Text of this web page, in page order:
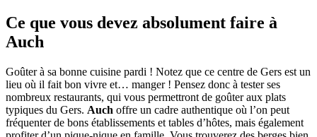
Ce que vous devez absolument faire à
Auch
Goûter à sa bonne cuisine pardi ! Notez que ce centre de Gers est un
lieu où il fait bon vivre et… manger ! Pensez donc à tester ses
nombreux restaurants, qui vous permettront de goûter aux plats
typiques du Gers. Auch offre un cadre authentique où l’on peut
fréquenter de bons établissements et tables d’hôtes, mais également